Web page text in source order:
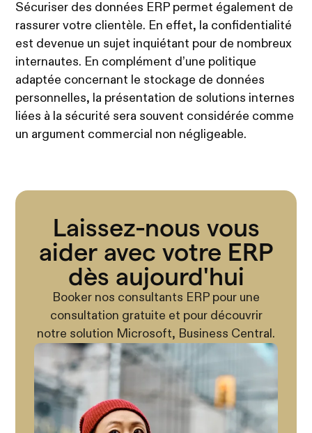
Sécuriser des données ERP permet également de
rassurer votre clientèle. En effet, la confidentialité
est devenue un sujet inquiétant pour de nombreux
internautes. En complément d’une politique
adaptée concernant le stockage de données
personnelles, la présentation de solutions internes
liées à la sécurité sera souvent considérée comme
un argument commercial non négligeable.
Laissez-nous vous
aider avec votre ERP
dès aujourd'hui
Booker nos consultants ERP pour une
consultation gratuite et pour découvrir
notre solution Microsoft, Business Central.